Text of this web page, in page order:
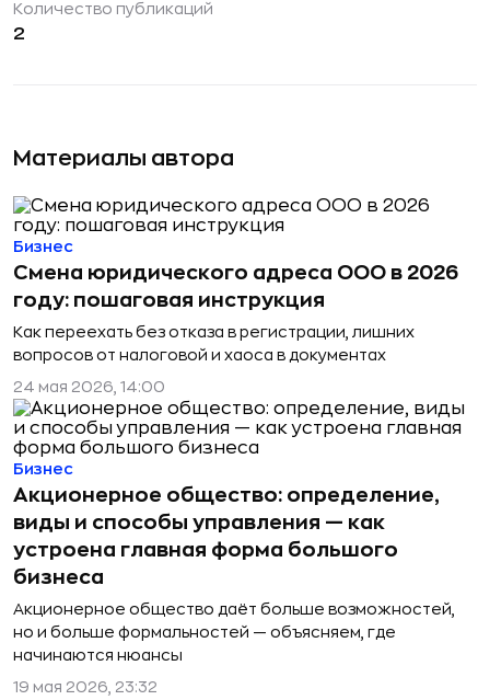
Материалы автора
Смена юридического адреса ООО в 2026
году: пошаговая инструкция
Как переехать без отказа в регистрации, лишних
вопросов от налоговой и хаоса в документах
Бизнес
24 мая 2026, 14:00
Акционерное общество: определение,
виды и способы управления — как
устроена главная форма большого
бизнеса
Акционерное общество даёт больше возможностей,
но и больше формальностей — объясняем, где
начинаются нюансы
Бизнес
19 мая 2026, 23:32
Количество публикаций
2